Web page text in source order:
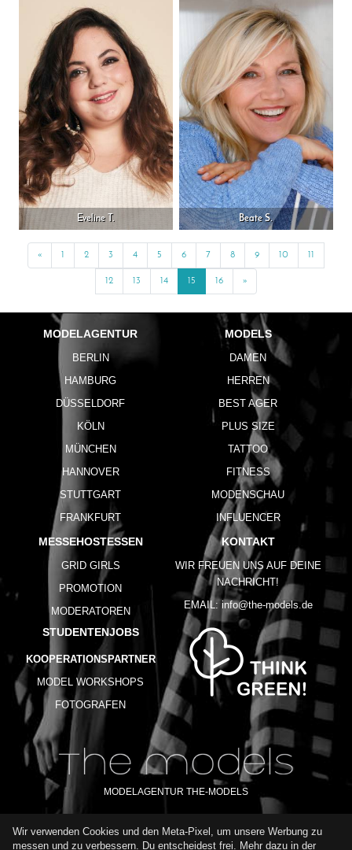
Eveline T. Beate S.
« 2 3 4 5 6 7 8 9 10
12 13 14 15 16 »Next
MODELAGENTUR
BERLIN
HAMBURG
DÜSSELDORF
KÖLN
MÜNCHEN
HANNOVER
STUTTGART
FRANKFURT
MODELS
DAMEN
HERREN
BEST AGER
PLUS SIZE
TATTOO
FITNESS
MODENSCHAU
INFLUENCER
MESSEHOSTESSEN
GRID GIRLS
PROMOTION
MODERATOREN
STUDENTENJOBS
KOOPERATIONSPARTNER
MODEL WORKSHOPS
FOTOGRAFEN
KONTAKT
WIR FREUEN UNS AUF DEINE
NACHRICHT!
EMAIL: info@the-models.de
MODELAGENTUR THE-MODELS
IMPRESSUM AGB DATENSCHUTZ
Wir verwenden Cookies und den Meta-Pixel, um unsere Werbung zu
messen und zu verbessern. Du entscheidest frei. Mehr dazu in der